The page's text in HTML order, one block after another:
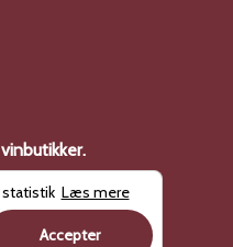
Læs mere
Accepter